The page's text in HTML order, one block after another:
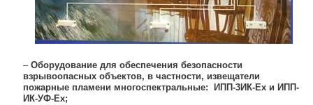
–Оборудование для обеспечения безопасности
взрывоопасных объектов, в частности, извещатели
пожарные пламени многоспектральные: ИПП-3ИК-Ех и ИПП-
ИК-УФ-Ех;